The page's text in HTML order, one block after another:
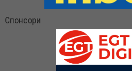
Спонсори